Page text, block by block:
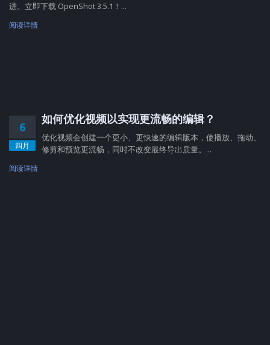
进。立即下载 OpenShot 3.5.1！...
阅读详情
6
四月
如何优化视频以实现更流畅的编辑？
优化视频会创建一个更小、更快速的编辑版本，使播放、拖动、
修剪和预览更流畅，同时不改变最终导出质量。...
阅读详情